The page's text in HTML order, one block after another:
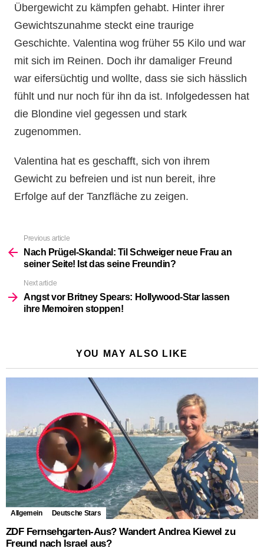
Übergewicht zu kämpfen gehabt. Hinter ihrer
Gewichtszunahme steckt eine traurige
Geschichte. Valentina wog früher 55 Kilo und war
mit sich im Reinen. Doch ihr damaliger Freund
war eifersüchtig und wollte, dass sie sich hässlich
fühlt und nur noch für ihn da ist. Infolgedessen hat
die Blondine viel gegessen und stark
zugenommen.
Valentina hat es geschafft, sich von ihrem
Gewicht zu befreien und ist nun bereit, ihre
Erfolge auf der Tanzfläche zu zeigen.
more
Previous article
Nach Prügel-Skandal: Til Schweiger neue Frau an
seiner Seite! Ist das seine Freundin?
Next article
Angst vor Britney Spears: Hollywood-Star lassen
ihre Memoiren stoppen!
YOU MAY ALSO LIKE
Allgemein Deutsche Stars
ZDF Fernsehgarten-Aus? Wandert Andrea Kiewel zu
Freund nach Israel aus?